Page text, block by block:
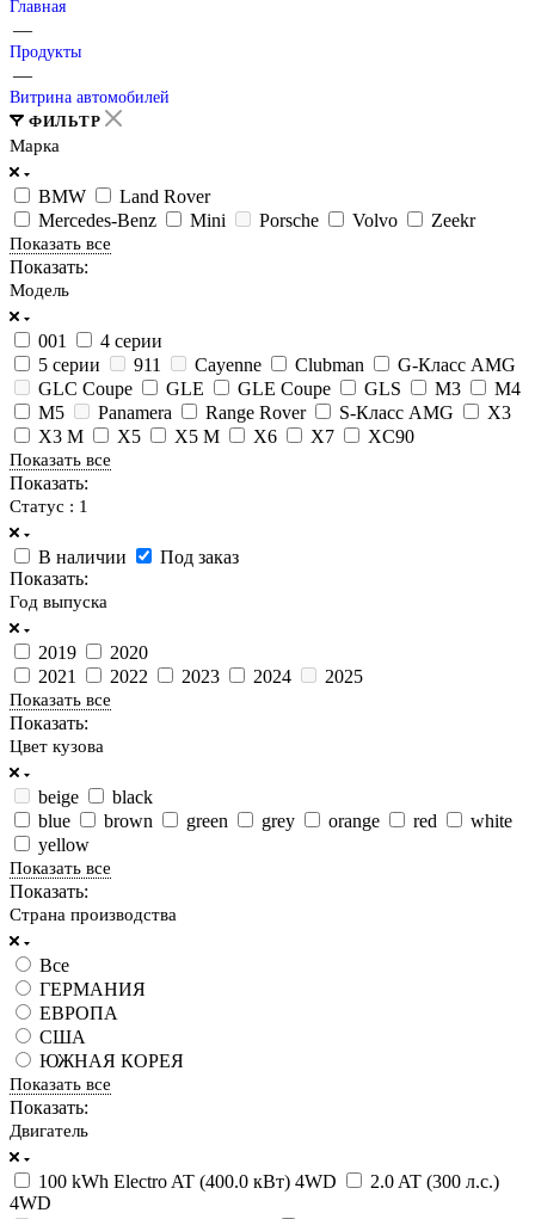
Главная
—
Продукты
—
Витрина автомобилей
ФИЛЬТР
Марка
BMW
Land Rover
Mercedes-Benz
Mini Porsche Volvo Zeekr
Показать все
Показать:
Модель
001
4 серии
5 серии
911 Cayenne Clubman
G-Класс AMG
GLC Coupe
GLE GLE Coupe GLS M3
M4
M5
Panamera Range Rover S-Класс AMG
X3
X3 M
X5 X5 M X6 X7 XC90
Показать все
Показать:
Статус : 1
В наличии
Под заказ
Показать:
Год выпуска
2019
2020
2021
2022 2023 2024 2025
Показать все
Показать:
Цвет кузова
beige
black
blue
brown green grey orange red
white
yellow
Показать все
Показать:
Страна производства
Все
ГЕРМАНИЯ
ЕВРОПА
США
ЮЖНАЯ КОРЕЯ
Показать все
Показать:
Двигатель
100 kWh Electro AT (400.0 кВт) 4WD
2.0 AT (300 л.с.)
4WD